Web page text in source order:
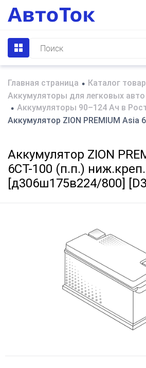
Главная страница • Каталог
Аккумуляторы для легковых
• Аккумуляторы 90–124 Ач в
Аккумулятор ZION PREMIUM
Аккумулятор ZION
6СТ-100 (п.п.) ниж.креп.
[д306ш175в224/800]